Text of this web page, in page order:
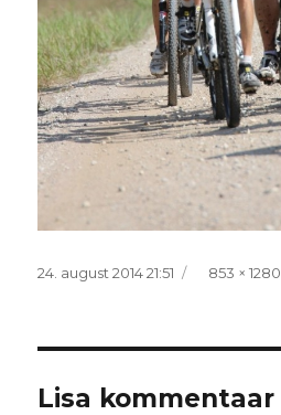
Postitatud
24. august 2014 21:51 Täissuurus
853 × 1280
Lisa kommentaar